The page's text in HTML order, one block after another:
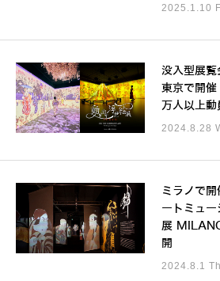
2025.1.10
没入型展覧
東京で開
万人以上動
2024.8.28
ミラノで
ートミュ
展
開
2024.8.1